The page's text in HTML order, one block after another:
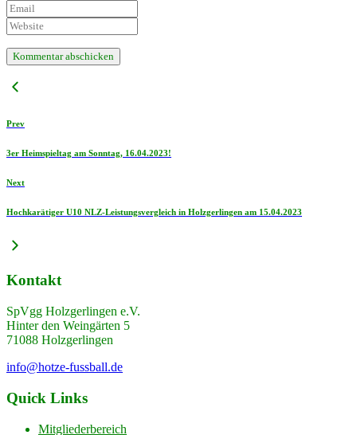
Prev
3er Heimspieltag am Sonntag, 16.04.2023!
Next
Hochkarätiger U10 NLZ-Leistungsvergleich in Holzgerlingen am 15.04.2023
Kontakt
SpVgg Holzgerlingen e.V.
Hinter den Weingärten 5
71088 Holzgerlingen
info@hotze-fussball.de
Quick Links
Mitgliederbereich